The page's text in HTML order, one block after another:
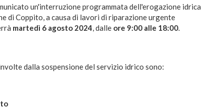
un'interruzione programmata dell'erogazione idrica
di Coppito, a causa di lavori di riparazione urgente
martedì 6 agosto 2024, dalle ore 9:00 alle 18:00.
dalla sospensione del servizio idrico sono: